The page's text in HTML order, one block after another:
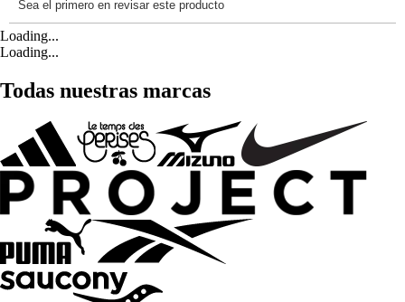
Loading...
Loading...
Todas nuestras marcas